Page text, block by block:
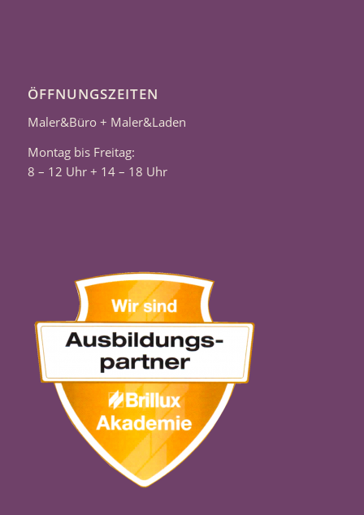
ÖFFNUNGSZEITEN
Maler&Büro + Maler&Laden
Montag bis Freitag:
8 – 12 Uhr + 14 – 18 Uhr